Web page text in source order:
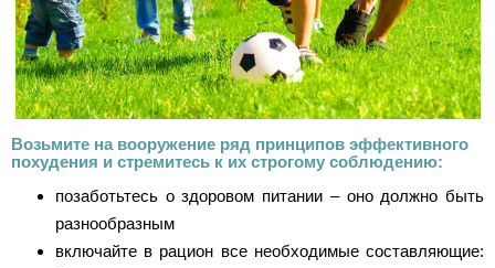
Возьмите на вооружение ряд принципов эффективного
похудения и стремитесь к их строгому соблюдению:
позаботьтесь о здоровом питании – оно должно быть
разнообразным
включайте в рацион все необходимые составляющие: